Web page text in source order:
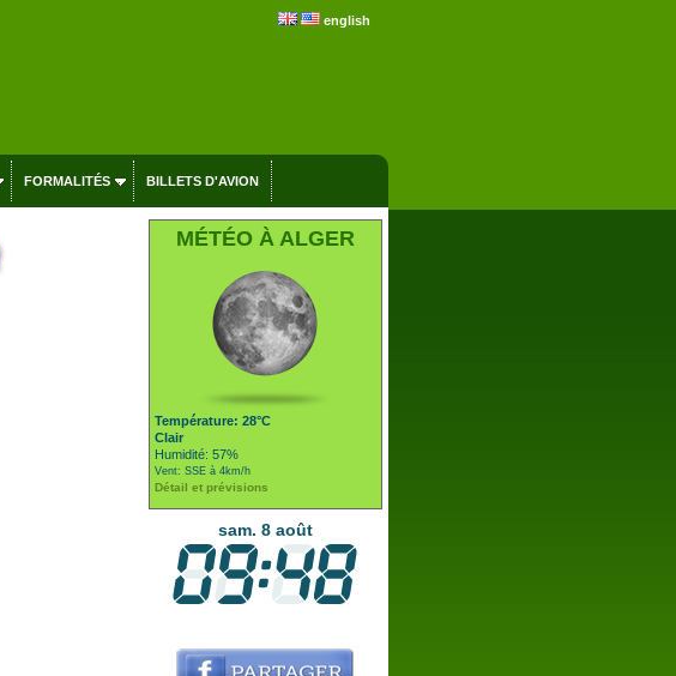
english
FORMALITÉS BILLETS D'AVION
MÉTÉO À ALGER
Température: 28°C
Clair
Humidité: 57%
Vent: SSE à 4km/h
Détail et prévisions
sam. 8 août